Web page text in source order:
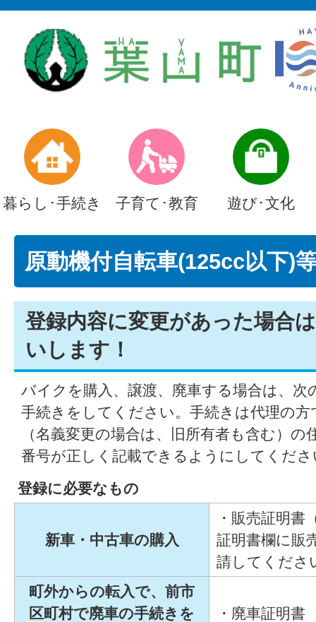
暮らし･手続き 子育て･教育 遊び･文化
原動機付自転車(125cc以下)
登録内容に変更があった場合
いします！
バイクを購入、譲渡、廃車する場合は、次
手続きをしてください。手続きは代理の
（名義変更の場合は、旧所有者も含む）の
番号が正しく記載できるようにしてくださ
登録に必要なもの
新車・中古車の購入
・販売証明書
証明書欄に販
請してくださ
町外からの転入で、前市
区町村で廃車の手続きを
・廃車証明書